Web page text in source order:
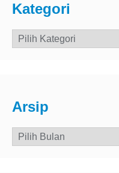
Kategori
Kategori
Arsip
Arsip